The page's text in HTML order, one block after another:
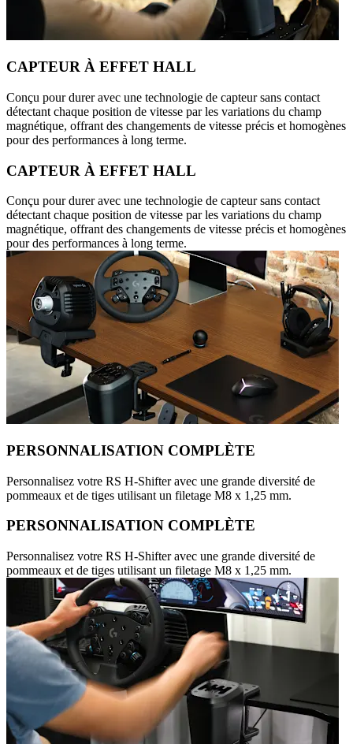
CAPTEUR À EFFET HALL
Conçu pour durer avec une technologie de capteur sans contact
détectant chaque position de vitesse par les variations du champ
magnétique, offrant des changements de vitesse précis et homogènes
pour des performances à long terme.
CAPTEUR À EFFET HALL
Conçu pour durer avec une technologie de capteur sans contact
détectant chaque position de vitesse par les variations du champ
magnétique, offrant des changements de vitesse précis et homogènes
pour des performances à long terme.
PERSONNALISATION COMPLÈTE
Personnalisez votre RS H-Shifter avec une grande diversité de
pommeaux et de tiges utilisant un filetage M8 x 1,25 mm.
PERSONNALISATION COMPLÈTE
Personnalisez votre RS H-Shifter avec une grande diversité de
pommeaux et de tiges utilisant un filetage M8 x 1,25 mm.